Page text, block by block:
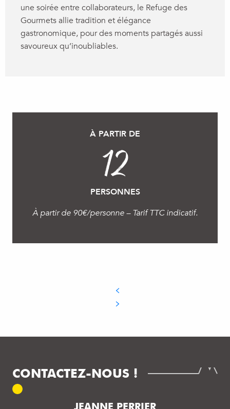
une soirée entre collaborateurs, le Refuge des
Gourmets allie tradition et élégance
gastronomique, pour des moments partagés aussi
savoureux qu’inoubliables.
À PARTIR DE
12
PERSONNES
À partir de 90€/personne – Tarif TTC indicatif.
CONTACTEZ-NOUS !
JEANNE PERRIER